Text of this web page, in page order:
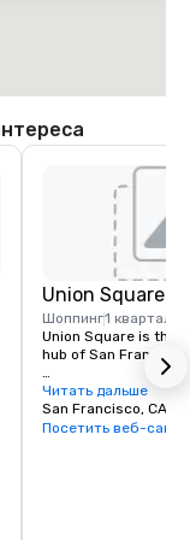
Union Square
Шоппинг1 квартал
Union Square is the
hub of San
It boasts the city’s
luxury, department
shopping, making it
Читать дальше
San Francisco, CA,
Посетить веб-сайт